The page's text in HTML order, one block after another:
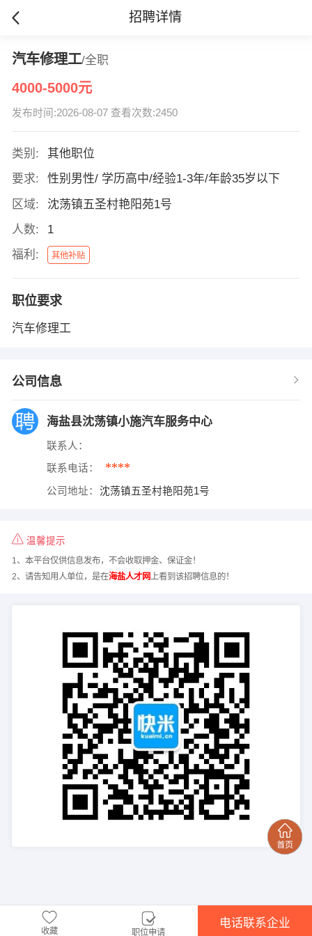
招聘详情
汽车修理工/全职
4000-5000元
发布时间:2026-08-07 查看次数:2450
类别:
其他职位
要求:
性别男性/ 学历高中/经验1-3年/年龄35岁以下
区域:
沈荡镇五圣村艳阳苑1号
人数:
1
福利:
其他补贴
职位要求
汽车修理工
公司信息
海盐县沈荡镇小施汽车服务中心
联系人：
联系电话： ****
公司地址： 沈荡镇五圣村艳阳苑1号
温馨提示
1、本平台仅供信息发布，不会收取押金、保证金！
2、请告知用人单位，是在海盐人才网 上看到该招聘信息的！
收藏 职位申请
电话联系企业